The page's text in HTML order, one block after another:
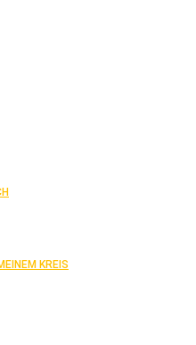
KREIS